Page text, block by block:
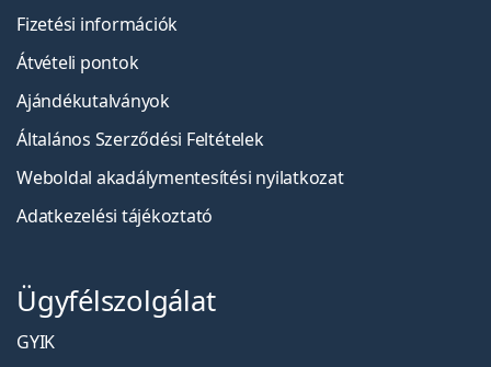
Fizetési információk
Átvételi pontok
Ajándékutalványok
Általános Szerződési Feltételek
Weboldal akadálymentesítési nyilatkozat
Adatkezelési tájékoztató
Ügyfélszolgálat
GYIK